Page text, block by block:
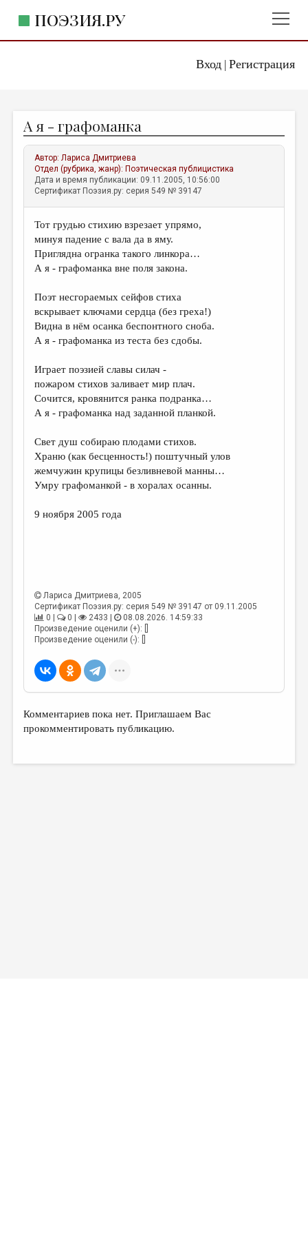
Вход| Регистрация
ПОЭЗИЯ.РУ
ЖАНРЫ
АВТОРЫ
КОММЕНТАРИИ
ЛИТСАЛОН
НОВОСТИ
ПРАВИЛА САЙТА
ИЗБРАННОЕ
ДАЙДЖЕСТ
ПЕРЕВОДЫ
КОНКУРСЫ
КНИЖНАЯ ПОЛКА
ОБЗОР ЛИТЕРАТУРЫ
ОБЪЯВЛЕНИЯ
ОТ РЕДАКЦИИ
МАЛАЯ ПРОЗА
ЭССЕИСТИКА
ЛИТЕРАТУРОВЕДЕНИЕ
КУЛЬТУРОВЕДЕНИЕ
ПУБЛИЦИСТИКА
ЦИКЛЫ ПУБЛИКАЦИЙ
А я - графоманка
Автор:Лариса Дмитриева
Отдел (рубрика, жанр): Поэтическая публицистика
Дата и время публикации: 09.11.2005, 10:56:00
Сертификат Поэзия.ру: серия 549 № 39147
Тот грудью стихию взрезает упрямо,
минуя падение с вала да в яму.
Приглядна огранка такого линкора…
А я - графоманка вне поля закона.
Поэт несгораемых сейфов стиха
вскрывает ключами сердца (без греха!)
Видна в нём осанка беспонтного сноба.
А я - графоманка из теста без сдобы.
Играет поэзией славы силач -
пожаром стихов заливает мир плач.
Сочится, кровянится ранка подранка…
А я - графоманка над заданной планкой.
Свет душ собираю плодами стихов.
Храню (как бесценность!) поштучный улов
жемчужин крупицы безливневой манны…
Умру графоманкой - в хоралах осанны.
9 ноября 2005 года
Лариса Дмитриева, 2005
Сертификат Поэзия.ру: серия 549 № 39147 от 09.11.2005
0 |
0 | 2433 |
08.08.2026. 14:59:33
Произведение оценили (+): []
Произведение оценили (-): []
Комментариев пока нет. Приглашаем Вас
прокомментировать публикацию.